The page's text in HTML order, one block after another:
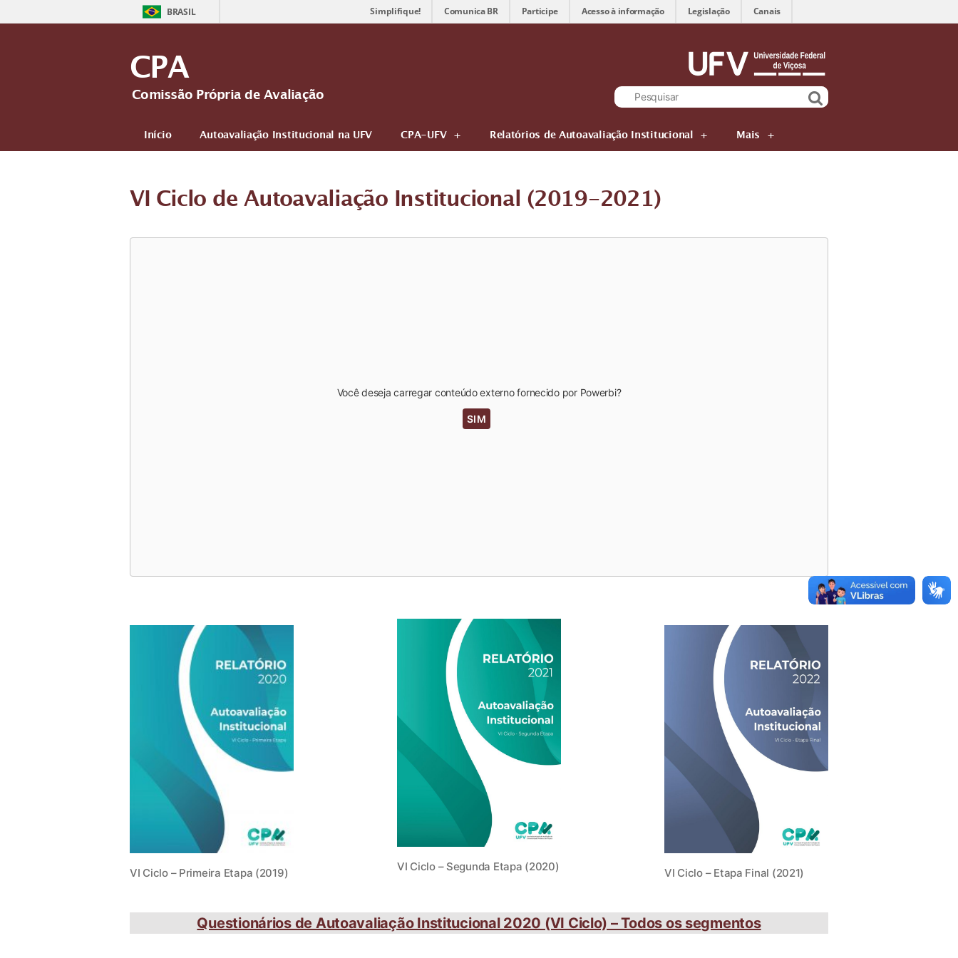
BRASIL Simplifique! Comunica BR Participe Acesso à informação Legislação Canais
CPA
Comissão Própria de Avaliação
Início Autoavaliação Institucional na UFV CPA-UFV Relatórios de Autoavaliação Institucional Mais
VI Ciclo de Autoavaliação Institucional (2019-2021)
Você deseja carregar conteúdo externo fornecido por Powerbi?
SIM
VI Ciclo – Primeira Etapa (2019) VI Ciclo – Segunda Etapa (2020) VI Ciclo – Etapa Final (2021)
Questionários de Autoavaliação Institucional 2020 (VI Ciclo) – Todos os segmentos